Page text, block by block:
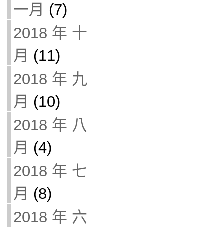
一月 (7)
2018 年 十
月 (11)
2018 年 九
月 (10)
2018 年 八
月 (4)
2018 年 七
月 (8)
2018 年 六